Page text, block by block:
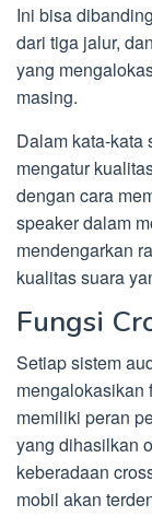
Ini bisa
dari tiga jalur,
yang
masing.
Dalam kata-kata
mengatur
dengan cara
speaker dalam
mendengarkan
kualitas suara
Fungsi
Setiap sistem
mengalokasikan
memiliki peran
yang dihasilkan
keberadaan
mobil akan